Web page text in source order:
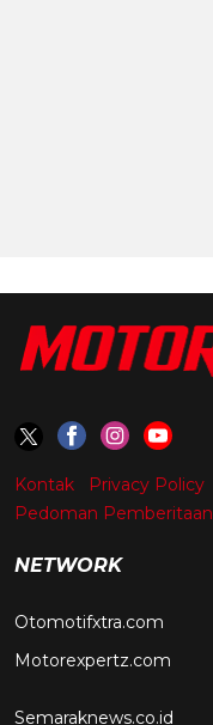
Kontak Privacy Policy
Pedoman Pemberitaan
NETWORK
Otomotifxtra.com
Motorexpertz.com
Semaraknews.co.id